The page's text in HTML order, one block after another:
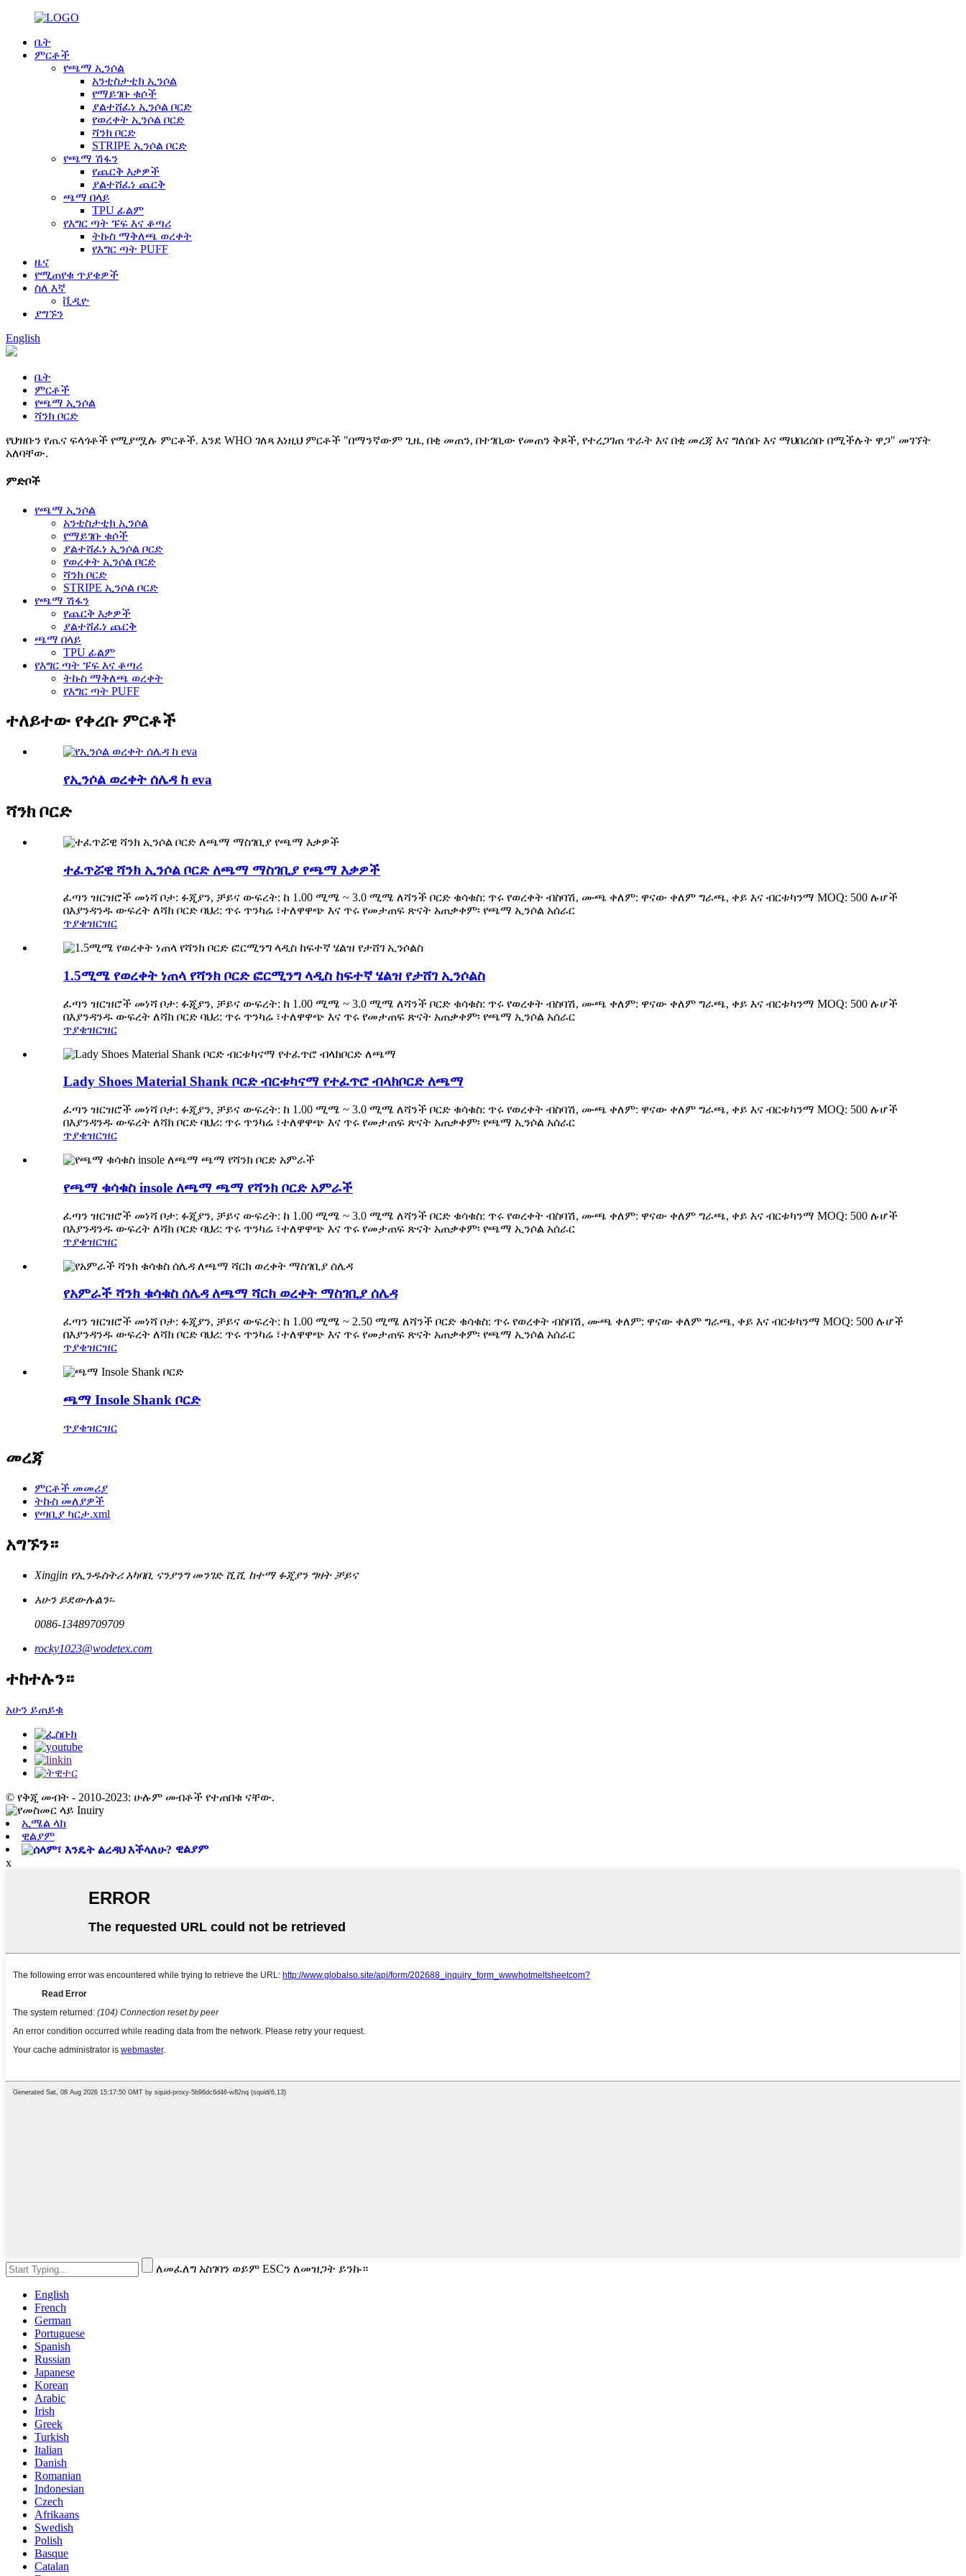
ቤት
ምርቶች
የጫማ ኢንሶል
አንቲስታቲክ ኢንሶል
የማይገቡ ቁሶች
ያልተሸፈነ ኢንሶል ቦርድ
የወረቀት ኢንሶል ቦርድ
ሻንክ ቦርድ
STRIPE ኢንሶል ቦርድ
የጫማ ሽፋን
የጨርቅ እቃዎች
ያልተሸፈነ ጨርቅ
ጫማ በላይ
TPU ፊልም
የእግር ጣት ፑፍ እና ቆጣሪ
ትኩስ ማቅለጫ ወረቀት
የእግር ጣት PUFF
ዜና
የሚጠየቁ ጥያቄዎች
ስለ እኛ
ቪዲዮ
ያግኙን
English
ቤት
ምርቶች
የጫማ ኢንሶል
ሻንክ ቦርድ
የህዝቡን የጤና ፍላጎቶች የሚያሟሉ ምርቶች. እንደ WHO ገለጻ እነዚህ ምርቶች "በማንኛውም ጊዜ, በቂ መጠን, በተገቢው የመጠን ቅጾች, የተረጋገጠ ጥራት እና በቂ መረጃ እና ግለሰቡ እና ማህበረሰቡ በሚችሉት ዋጋ" መገኘት
አለባቸው.
ምድቦች
የጫማ ኢንሶል
አንቲስታቲክ ኢንሶል
የማይገቡ ቁሶች
ያልተሸፈነ ኢንሶል ቦርድ
የወረቀት ኢንሶል ቦርድ
ሻንክ ቦርድ
STRIPE ኢንሶል ቦርድ
የጫማ ሽፋን
የጨርቅ እቃዎች
ያልተሸፈነ ጨርቅ
ጫማ በላይ
TPU ፊልም
የእግር ጣት ፑፍ እና ቆጣሪ
ትኩስ ማቅለጫ ወረቀት
የእግር ጣት PUFF
ተለይተው የቀረቡ ምርቶች
የኢንሶል ወረቀት ሰሌዳ ከ eva
ሻንክ ቦርድ
ተፈጥሯዊ ሻንክ ኢንሶል ቦርድ ለጫማ ማስገቢያ የጫማ እቃዎች
ፈጣን ዝርዝሮች መነሻ ቦታ: ፉጂያን, ቻይና ውፍረት: ከ 1.00 ሚሜ ~ 3.0 ሚሜ ለሻንች ቦርድ ቁሳቁስ: ጥሩ የወረቀት ብስባሽ, ሙጫ ቀለም: ዋናው ቀለም ግራጫ, ቀይ እና ብርቱካንማ MOQ: 500 ሉሆች
በእያንዳንዱ ውፍረት ለሻክ ቦርድ ባህሪ: ጥሩ ጥንካሬ ፣ተለዋዋጭ እና ጥሩ የመታጠፍ ጽናት አጠቃቀም፡ የጫማ ኢንሶል አሰራር
ጥያቄዝርዝር
1.5ሚሜ የወረቀት ነጠላ የሻንክ ቦርድ ፎርሚንግ ላዲስ ከፍተኛ ሄልዝ የታሸገ ኢንሶልስ
ፈጣን ዝርዝሮች መነሻ ቦታ: ፉጂያን, ቻይና ውፍረት: ከ 1.00 ሚሜ ~ 3.0 ሚሜ ለሻንች ቦርድ ቁሳቁስ: ጥሩ የወረቀት ብስባሽ, ሙጫ ቀለም: ዋናው ቀለም ግራጫ, ቀይ እና ብርቱካንማ MOQ: 500 ሉሆች
በእያንዳንዱ ውፍረት ለሻክ ቦርድ ባህሪ: ጥሩ ጥንካሬ ፣ተለዋዋጭ እና ጥሩ የመታጠፍ ጽናት አጠቃቀም፡ የጫማ ኢንሶል አሰራር
ጥያቄዝርዝር
Lady Shoes Material Shank ቦርድ ብርቱካናማ የተፈጥሮ ብላክቦርድ ለጫማ
ፈጣን ዝርዝሮች መነሻ ቦታ: ፉጂያን, ቻይና ውፍረት: ከ 1.00 ሚሜ ~ 3.0 ሚሜ ለሻንች ቦርድ ቁሳቁስ: ጥሩ የወረቀት ብስባሽ, ሙጫ ቀለም: ዋናው ቀለም ግራጫ, ቀይ እና ብርቱካንማ MOQ: 500 ሉሆች
በእያንዳንዱ ውፍረት ለሻክ ቦርድ ባህሪ: ጥሩ ጥንካሬ ፣ተለዋዋጭ እና ጥሩ የመታጠፍ ጽናት አጠቃቀም፡ የጫማ ኢንሶል አሰራር
ጥያቄዝርዝር
የጫማ ቁሳቁስ insole ለጫማ ጫማ የሻንክ ቦርድ አምራች
ፈጣን ዝርዝሮች መነሻ ቦታ: ፉጂያን, ቻይና ውፍረት: ከ 1.00 ሚሜ ~ 3.0 ሚሜ ለሻንች ቦርድ ቁሳቁስ: ጥሩ የወረቀት ብስባሽ, ሙጫ ቀለም: ዋናው ቀለም ግራጫ, ቀይ እና ብርቱካንማ MOQ: 500 ሉሆች
በእያንዳንዱ ውፍረት ለሻክ ቦርድ ባህሪ: ጥሩ ጥንካሬ ፣ተለዋዋጭ እና ጥሩ የመታጠፍ ጽናት አጠቃቀም፡ የጫማ ኢንሶል አሰራር
ጥያቄዝርዝር
የአምራች ሻንክ ቁሳቁስ ሰሌዳ ለጫማ ሻርክ ወረቀት ማስገቢያ ሰሌዳ
ፈጣን ዝርዝሮች መነሻ ቦታ: ፉጂያን, ቻይና ውፍረት: ከ 1.00 ሚሜ ~ 2.50 ሚሜ ለሻንች ቦርድ ቁሳቁስ: ጥሩ የወረቀት ብስባሽ, ሙጫ ቀለም: ዋናው ቀለም ግራጫ, ቀይ እና ብርቱካንማ MOQ: 500 ሉሆች
በእያንዳንዱ ውፍረት ለሻክ ቦርድ ባህሪ: ጥሩ ጥንካሬ ፣ተለዋዋጭ እና ጥሩ የመታጠፍ ጽናት አጠቃቀም፡ የጫማ ኢንሶል አሰራር
ጥያቄዝርዝር
ጫማ Insole Shank ቦርድ
ጥያቄዝርዝር
መረጃ
ምርቶች መመሪያ
ትኩስ መለያዎች
የጣቢያ ካርታ.xml
አግኙን።
Xingjin የኢንዱስትሪ አካባቢ ናንያንግ መንገድ ሺሺ ከተማ ፉጂያን ግዛት ቻይና
አሁን ይደውሉልን፡-
0086-13489709709
rocky1023@wodetex.com
ተከተሉን።
አሁን ይጠይቁ
© የቅጂ መብት - 2010-2023: ሁሉም መብቶች የተጠበቁ ናቸው.
ኢሜል ላክ
ዊልያም
ዊልያም
x
ለመፈለግ አስገባን ወይም ESCን ለመዝጋት ይንኩ።
English
French
German
Portuguese
Spanish
Russian
Japanese
Korean
Arabic
Irish
Greek
Turkish
Italian
Danish
Romanian
Indonesian
Czech
Afrikaans
Swedish
Polish
Basque
Catalan